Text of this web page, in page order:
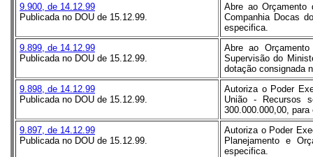
9.900, de 14.12.99
Publicada no DOU de 15.12.99.
Abre ao Orçamento
Companhia Docas
especifica.
9.899, de 14.12.99
Publicada no DOU de 15.12.99.
Abre ao
Supervisão do
dotação consignada
9.898, de 14.12.99
Publicada no DOU de 15.12.99.
Autoriza o Poder
União - Recursos
300.000.000,00,
9.897, de 14.12.99
Publicada no DOU de 15.12.99.
Autoriza o Poder
Planejamento e
especifica.